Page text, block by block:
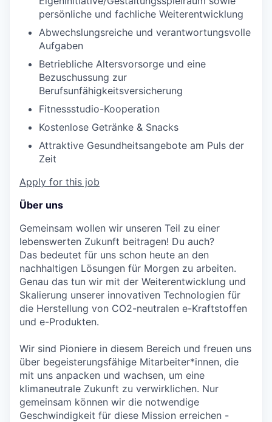
persönliche und fachliche Weiterentwicklung
Abwechslungsreiche und verantwortungsvolle
Aufgaben
Betriebliche Altersvorsorge und eine
Bezuschussung zur
Berufsunfähigkeitsversicherung
Fitnessstudio-Kooperation
Kostenlose Getränke & Snacks
Attraktive Gesundheitsangebote am Puls der
Zeit
Apply for this job
Über uns
Gemeinsam wollen wir unseren Teil zu einer
lebenswerten Zukunft beitragen! Du auch?
Das bedeutet für uns schon heute an den
nachhaltigen Lösungen für Morgen zu arbeiten.
Genau das tun wir mit der Weiterentwicklung und
Skalierung unserer innovativen Technologien für
die Herstellung von CO2-neutralen e-Kraftstoffen
und e-Produkten.
Wir sind Pioniere in diesem Bereich und freuen uns
über begeisterungsfähige Mitarbeiter*innen, die
mit uns anpacken und wachsen, um eine
klimaneutrale Zukunft zu verwirklichen. Nur
gemeinsam können wir die notwendige
Geschwindigkeit für diese Mission erreichen -